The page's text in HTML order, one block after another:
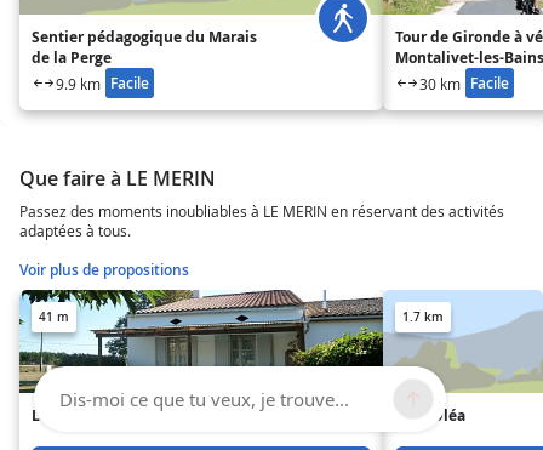
Sentier pédagogique du Marais
de la Perge
9.9 km Facile
Tour de Gironde à
Montalivet-les-
30 km Facile
Que faire à LE MERIN
Passez des moments inoubliables à LE MERIN en réservant des activités
adaptées à tous.
Voir plus de propositions
41 m
Le Mérin
1.7 km
Villa Oléa
Dis-moi ce que tu veux, je trouve...